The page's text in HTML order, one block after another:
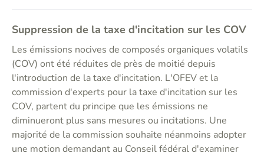
Suppression de la taxe d'incitation sur les COV
Les émissions nocives de composés organiques volatils
(COV) ont été réduites de près de moitié depuis
l'introduction de la taxe d'incitation. L'OFEV et la
commission d'experts pour la taxe d'incitation sur les
COV, partent du principe que les émissions ne
diminueront plus sans mesures ou incitations. Une
majorité de la commission souhaite néanmoins adopter
une motion demandant au Conseil fédéral d'examiner